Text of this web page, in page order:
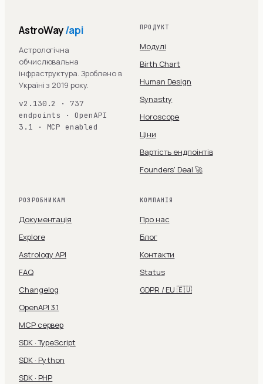
AstroWay/api
Астрологічна
обчислювальна
інфраструктура. Зроблено в
Україні з 2019 року.
v2.130.2 · 737
endpoints · OpenAPI
3.1 · MCP enabled
ПРОДУКТ
Модулі
Birth Chart
Human Design
Synastry
Horoscope
Ціни
Вартість ендпоінтів
Founders' Deal 🚀
РОЗРОБНИКАМ
Документація
Explore
Astrology API
FAQ
Changelog
OpenAPI 3.1
MCP сервер
SDK · TypeScript
SDK · Python
SDK · PHP
КОМПАНІЯ
Про нас
Блог
Контакти
Status
GDPR / EU 🇪🇺